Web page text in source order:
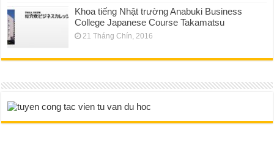
Khoa tiếng Nhật trường Anabuki Business
College Japanese Course Takamatsu
21 Tháng Chín, 2016